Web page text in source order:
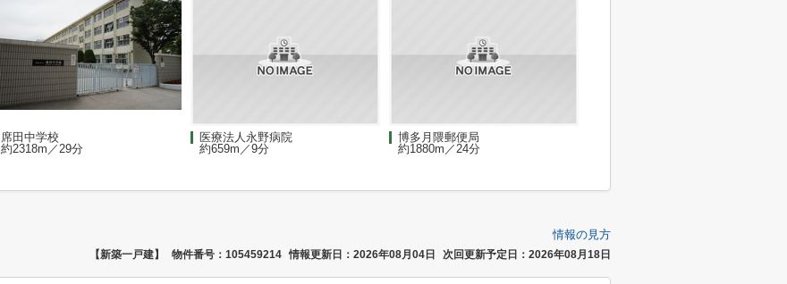
席田中学校
約2318m／29分
医療法人永野病院
約659m／9分
博多月隈郵便局
約1880m／24分
情報の見方
【新築一戸建】 物件番号：105459214 情報更新日：2026年08月04日 次回更新予定日：2026年08月18日